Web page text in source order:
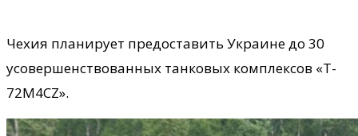
Чехия планирует предоставить Украине до 30
усовершенствованных танковых комплексов «T-
72M4CZ».